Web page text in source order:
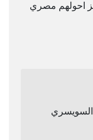
احولهم مصري